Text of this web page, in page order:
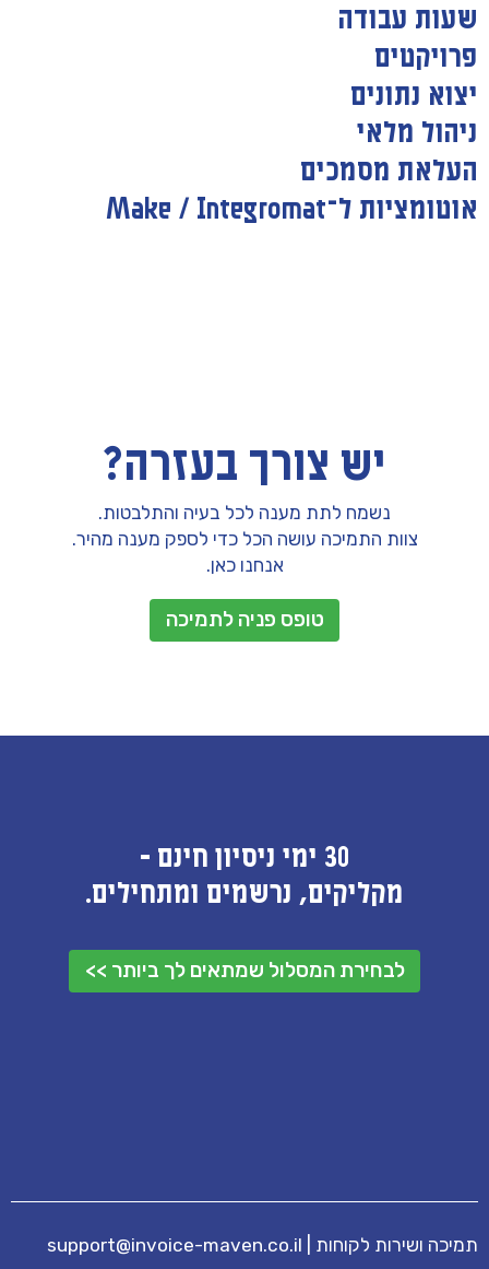
שעות עבודה
פרויקטים
יצוא נתונים
ניהול מלאי
העלאת מסמכים
אוטומציות ל־Make / Integromat
יש צורך בעזרה?
נשמח לתת מענה לכל בעיה והתלבטות.
צוות התמיכה עושה הכל כדי לספק מענה מהיר.
אנחנו כאן.
טופס פניה לתמיכה
30 ימי ניסיון חינם -
מקליקים, נרשמים ומתחילים.
לבחירת המסלול שמתאים לך ביותר >>
תמיכה ושירות לקוחות support@invoice-maven.co.il